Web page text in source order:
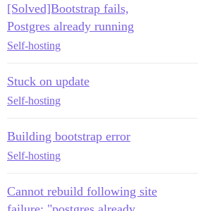
[Solved]Bootstrap fails,
Postgres already running
Self-hosting
Stuck on update
Self-hosting
Building bootstrap error
Self-hosting
Cannot rebuild following site